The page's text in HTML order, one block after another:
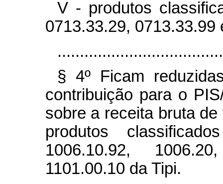
V - produtos
0713.33.29, 0713.33.99
§ 4º Ficam
contribuição para o
sobre a receita bruta
produtos
1006.10.92,
1101.00.10 da Tipi.